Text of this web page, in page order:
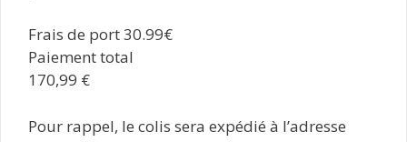
Frais de port 30.99€
Paiement total
170,99 €
Pour rappel, le colis sera expédié à l’adresse